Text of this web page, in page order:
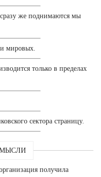
же поднимаются мы
мировых.
только в пределах
сектора страницу.
получила